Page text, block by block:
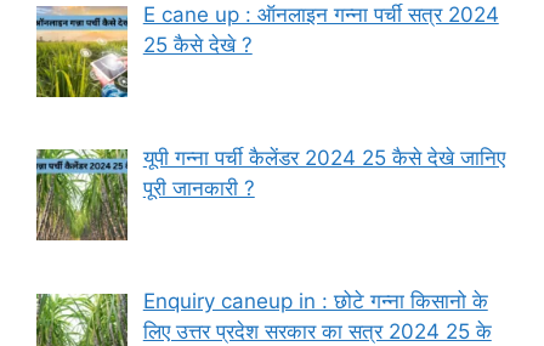
E cane up : ऑनलाइन गन्ना पर्ची सत्र 2024
25 कैसे देखे ?
यूपी गन्ना पर्ची कैलेंडर 2024 25 कैसे देखे जानिए
पूरी जानकारी ?
Enquiry caneup in : छोटे गन्ना किसानो के
लिए उत्तर प्रदेश सरकार का सत्र 2024 25 के